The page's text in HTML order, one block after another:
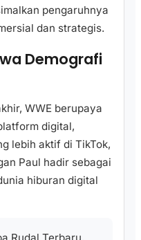
pengaruhnya
dan strategis.
Demografi
WWE berupaya
digital,
lebih aktif di TikTok,
Paul hadir sebagai
hiburan digital